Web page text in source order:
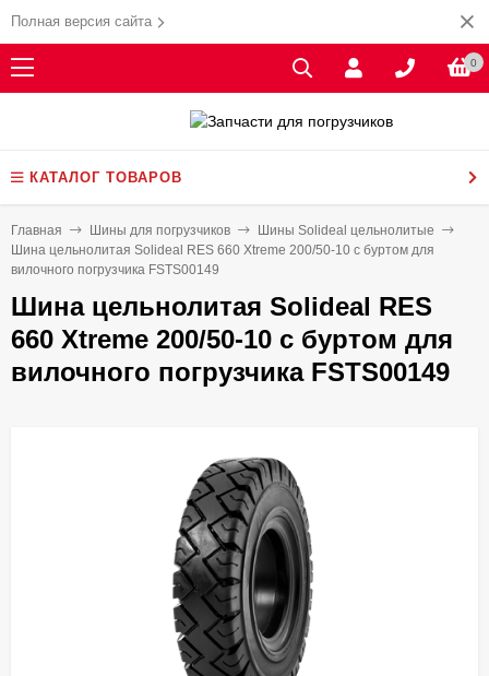
Полная версия сайта
0
КАТАЛОГ ТОВАРОВ
Главная Шины для погрузчиков
Шины Solideal цельнолитые
Шина цельнолитая Solideal RES 660 Xtreme 200/50-10 с буртом для
вилочного погрузчика FSTS00149
Шина цельнолитая Solideal RES
660 Xtreme 200/50-10 с буртом для
вилочного погрузчика FSTS00149